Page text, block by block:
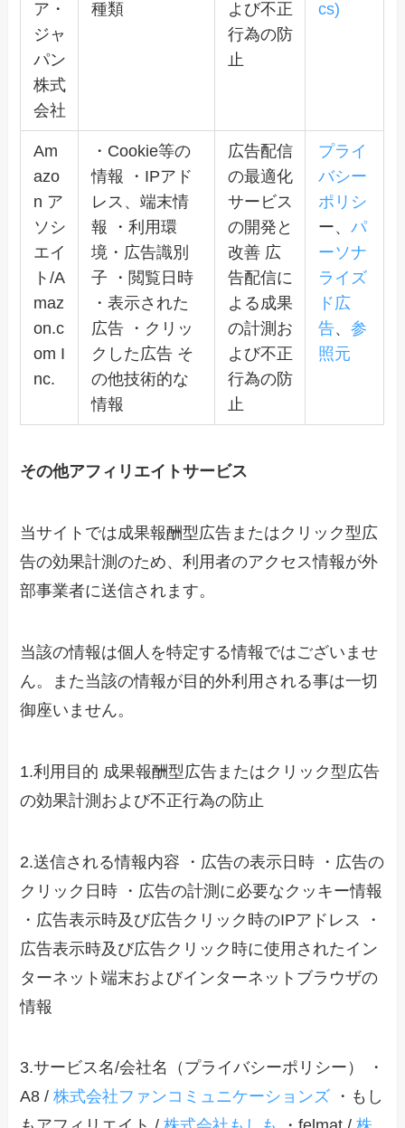
ア・
ジャ
パン
株式
会社
種類
よび不正
行為の防
止
cs)
Am
azo
n ア
ソシ
エイ
ト/A
maz
on.c
om I
nc.
・Cookie等の
情報 ・IPアド
レス、端末情
報 ・利用環
境・広告識別
子 ・閲覧日時
・表示された
広告 ・クリッ
クした広告 そ
の他技術的な
情報
広告配信
の最適化
サービス
の開発と
改善 広
告配信に
よる成果
の計測お
よび不正
行為の防
止
プライ
バシー
ポリシ
ー、 パ
ーソナ
ライズ
ド広
告、 参
照元
その他アフィリエイトサービス
当サイトでは成果報酬型広告またはクリック型広
告の効果計測のため、利用者のアクセス情報が外
部事業者に送信されます。
当該の情報は個人を特定する情報ではございませ
ん。また当該の情報が目的外利用される事は一切
御座いません。
1.利用目的 成果報酬型広告またはクリック型広告
の効果計測および不正行為の防止
2.送信される情報内容 ・広告の表示日時 ・広告の
クリック日時 ・広告の計測に必要なクッキー情報
・広告表示時及び広告クリック時のIPアドレス ・
広告表示時及び広告クリック時に使用されたイン
ターネット端末およびインターネットブラウザの
情報
3.サービス名/会社名（プライバシーポリシー） ・
A8 /株式会社ファンコミュニケーションズ ・もし